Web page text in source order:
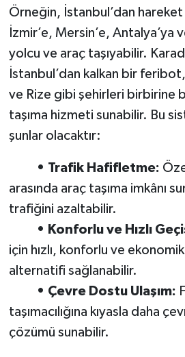
Örneğin, İstanbul’dan
İzmir’e, Mersin’e, Antalya’ya
yolcu ve araç taşıyabilir.
İstanbul’dan kalkan bir
ve Rize gibi şehirleri birbirine
taşıma hizmeti sunabilir. Bu
şunlar olacaktır:
• Trafik Hafifletme:
arasında araç taşıma imkânı
trafiğini azaltabilir.
• Konforlu ve Hızlı
için hızlı, konforlu ve
alternatifi sağlanabilir.
• Çevre Dostu Ulaşım:
taşımacılığına kıyasla daha
çözümü sunabilir.